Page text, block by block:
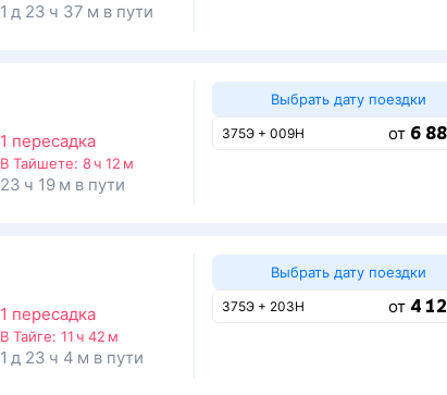
1 д 23 ч 37 м в пути
1 пересадка
В Тайшете: 8 ч 12 м
23 ч 19 м в пути
Выбрать дату поездки
375Э + 009Н от 6
1 пересадка
В Тайге: 11 ч 42 м
1 д 23 ч 4 м в пути
Выбрать дату поездки
375Э + 203Н от 4